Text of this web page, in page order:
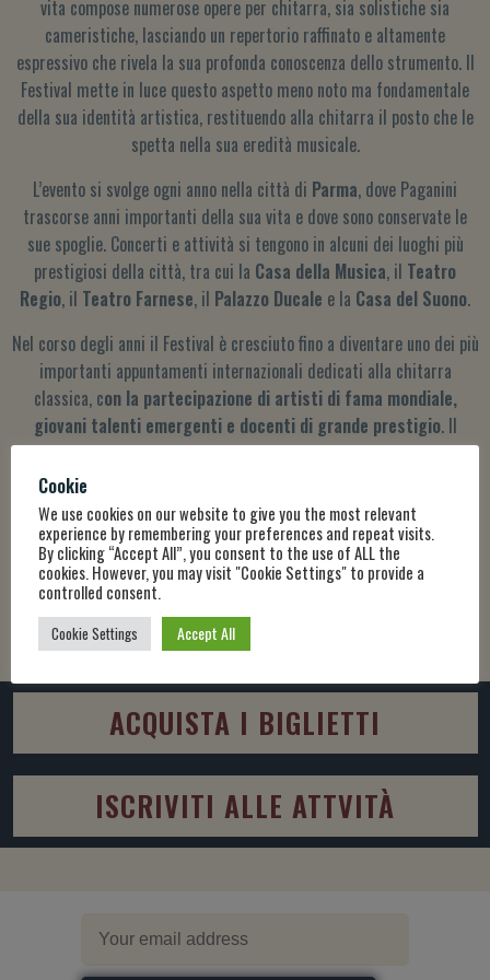
vita compose numerose opere per chitarra, sia solistiche sia
cameristiche, lasciando un repertorio raffinato e altamente
espressivo che rivela la sua profonda conoscenza dello strumento. Il
Festival mette in luce questo aspetto meno noto ma fondamentale
della sua identità artistica, restituendo alla chitarra il posto che le
spetta nella sua eredità musicale.
L’evento si svolge ogni anno nella città di Parma, dove Paganini
trascorse anni importanti della sua vita e dove sono conservate le
sue spoglie. Concerti e attività si tengono in alcuni dei luoghi più
prestigiosi della città, tra cui la Casa della Musica, il Teatro
Regio, il Teatro Farnese, il Palazzo Ducale e la Casa del Suono.
Nel corso degli anni il Festival è cresciuto fino a diventare uno dei più
importanti appuntamenti internazionali dedicati alla chitarra
classica, con la partecipazione di artisti di fama mondiale,
giovani talenti emergenti e docenti di grande prestigio. Il
programma comprende decine di eventi, tra cui concerti,
concorsi, masterclass, conferenze, mostre e progetti speciali
pensati per sostenere e promuovere i giovani talenti
Unendo tradizione, eccellenza artistica e formazione, il Paganini
Guitar Festival continua a onorare il genio poliedrico di Paganini e
allo stesso tempo a coltivare il futuro della chitarra per le nuove
generazioni.
ACQUISTA I BIGLIETTI
ISCRIVITI ALLE ATTVITÀ
Cookie
We use cookies on our website to give you the most relevant
experience by remembering your preferences and repeat visits.
By clicking “Accept All”, you consent to the use of ALL the
cookies. However, you may visit "Cookie Settings" to provide a
controlled consent.
Cookie Settings Accept All